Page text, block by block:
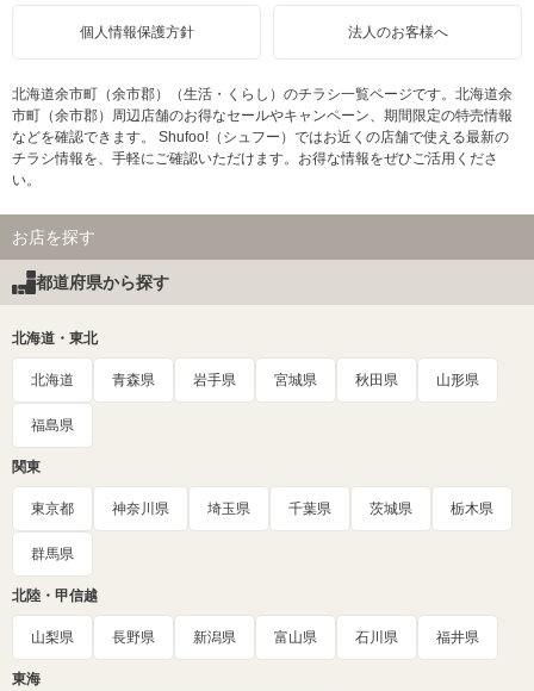
個人情報保護方針 法人のお客様へ
北海道余市町（余市郡）（生活・くらし）のチラシ一覧ページです。北海道余
市町（余市郡）周辺店舗のお得なセールやキャンペーン、期間限定の特売情報
などを確認できます。 Shufoo!（シュフー）ではお近くの店舗で使える最新の
チラシ情報を、手軽にご確認いただけます。お得な情報をぜひご活用くださ
い。
お店を探す
都道府県から探す
北海道・東北
北海道 青森県 岩手県 宮城県 秋田県 山形県
福島県
関東
東京都 神奈川県 埼玉県 千葉県 茨城県 栃木県
群馬県
北陸・甲信越
山梨県 長野県 新潟県 富山県 石川県 福井県
東海